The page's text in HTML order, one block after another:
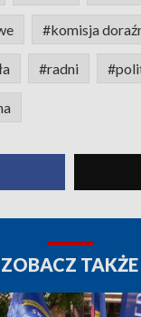
#komisja
#radni
ZOBACZ TAKŻE